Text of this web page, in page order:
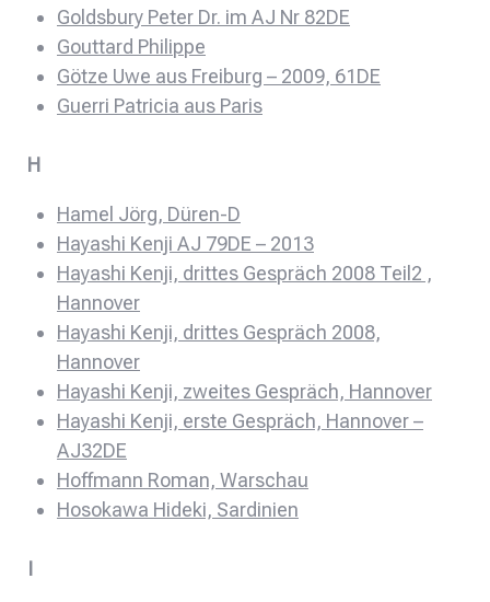
Goldsbury Peter Dr. im AJ Nr 82DE
Gouttard Philippe
Götze Uwe aus Freiburg – 2009, 61DE
Guerri Patricia aus Paris
H
Hamel Jörg, Düren-D
Hayashi Kenji AJ 79DE – 2013
Hayashi Kenji, drittes Gespräch 2008 Teil2 ,
Hannover
Hayashi Kenji, drittes Gespräch 2008,
Hannover
Hayashi Kenji, zweites Gespräch, Hannover
Hayashi Kenji, erste Gespräch, Hannover –
AJ32DE
Hoffmann Roman, Warschau
Hosokawa Hideki, Sardinien
I